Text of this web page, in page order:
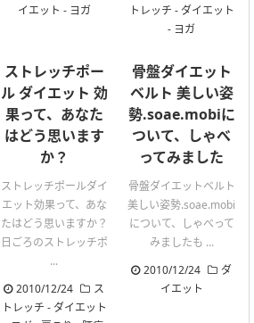
イエット - ヨガ
トレッチ - ダイエット
- ヨガ
ストレッチポー
ル ダイエット 効
果って、あなた
はどう思います
か？
ストレッチポールダイ
エット効果って、あな
たはどう思いますか？
日ごろのストレッチポ
...
2010/12/24
ス
トレッチ - ダイエット
骨盤ダイエット
ベルト 美しい姿
勢.soae.mobiに
ついて、しゃべ
ってみました
骨盤ダイエットベルト
美しい姿勢.soae.mobi
について、しゃべって
みましたも ...
2010/12/24
ダ
イエット